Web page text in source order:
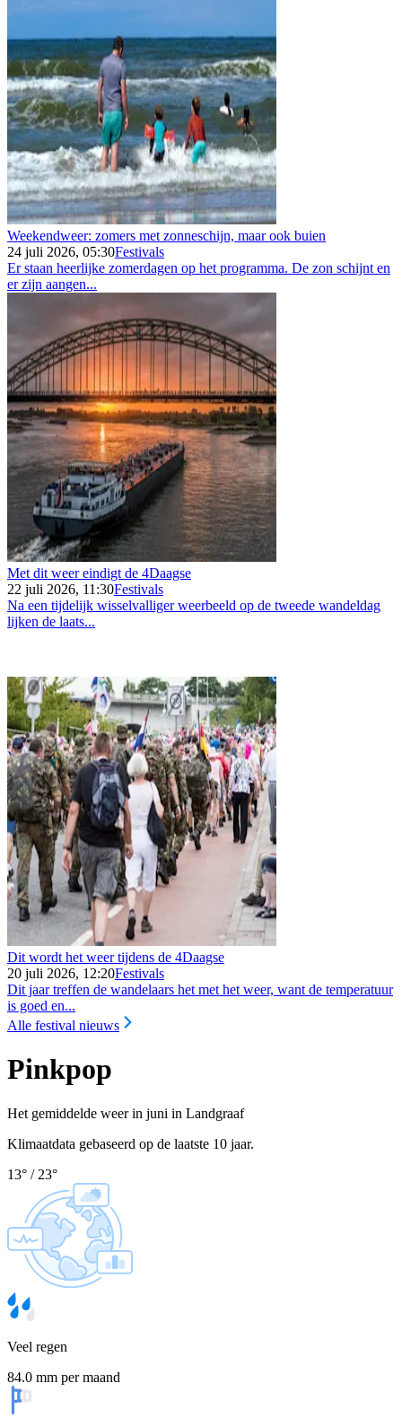
Weekendweer: zomers met zonneschijn, maar ook buien
24 juli 2026, 05:30Festivals
Er staan heerlijke zomerdagen op het programma. De zon schijnt en
er zijn aangen...
Met dit weer eindigt de 4Daagse
22 juli 2026, 11:30Festivals
Na een tijdelijk wisselvalliger weerbeeld op de tweede wandeldag
lijken de laats...
Dit wordt het weer tijdens de 4Daagse
20 juli 2026, 12:20Festivals
Dit jaar treffen de wandelaars het met het weer, want de temperatuur
is goed en...
Alle festival nieuws
Pinkpop
Het gemiddelde weer in juni in Landgraaf
Klimaatdata gebaseerd op de laatste 10 jaar.
13° / 23°
Veel regen
84.0 mm per maand